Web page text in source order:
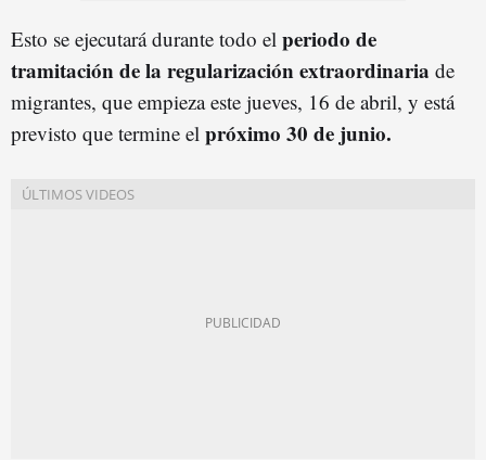
Esto se ejecutará durante todo el periodo de
tramitación de la regularización extraordinaria de
migrantes, que empieza este jueves, 16 de abril, y está
previsto que termine el próximo 30 de junio.